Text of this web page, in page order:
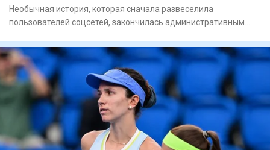
Необычная история, которая сначала развеселила
пользователей соцсетей, закончилась административным